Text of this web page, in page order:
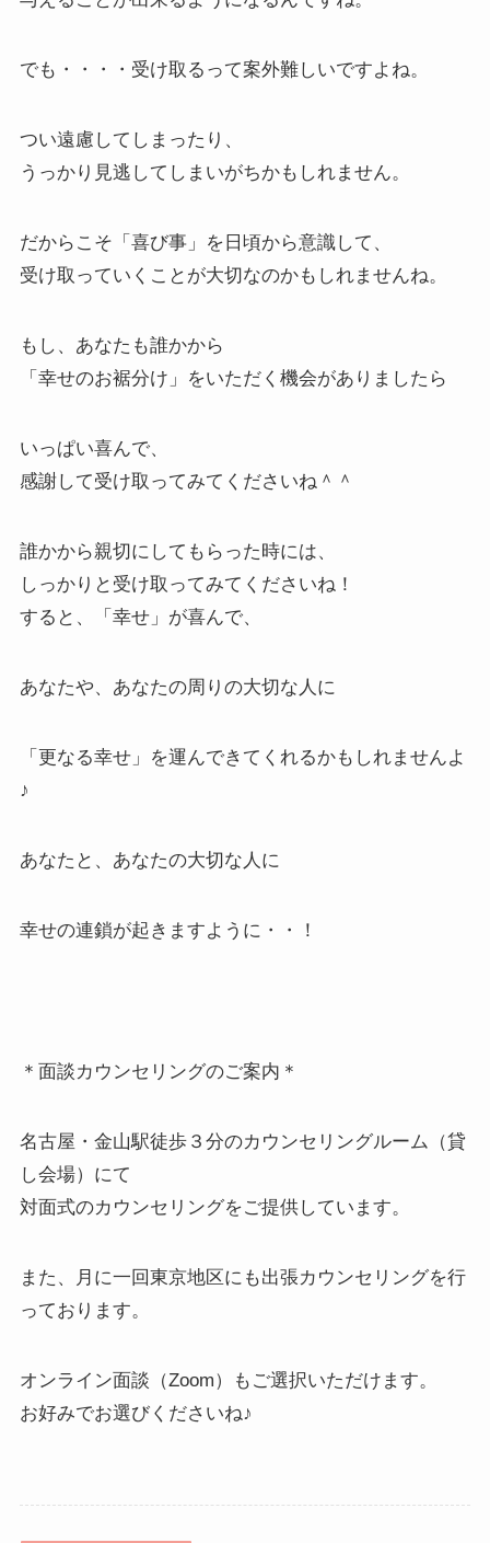
でも・・・・受け取るって案外難しいですよね。
つい遠慮してしまったり、
うっかり見逃してしまいがちかもしれません。
だからこそ「喜び事」を日頃から意識して、
受け取っていくことが大切なのかもしれませんね。
もし、あなたも誰かから
「幸せのお裾分け」をいただく機会がありましたら
いっぱい喜んで、
感謝して受け取ってみてくださいね＾＾
誰かから親切にしてもらった時には、
しっかりと受け取ってみてくださいね！
すると、「幸せ」が喜んで、
あなたや、あなたの周りの大切な人に
「更なる幸せ」を運んできてくれるかもしれませんよ
♪
あなたと、あなたの大切な人に
幸せの連鎖が起きますように・・！
＊面談カウンセリングのご案内＊
名古屋・金山駅徒歩３分のカウンセリングルーム（貸
し会場）にて
対面式のカウンセリングをご提供しています。
また、月に一回東京地区にも出張カウンセリングを行
っております。
オンライン面談（Zoom）もご選択いただけます。
お好みでお選びくださいね♪